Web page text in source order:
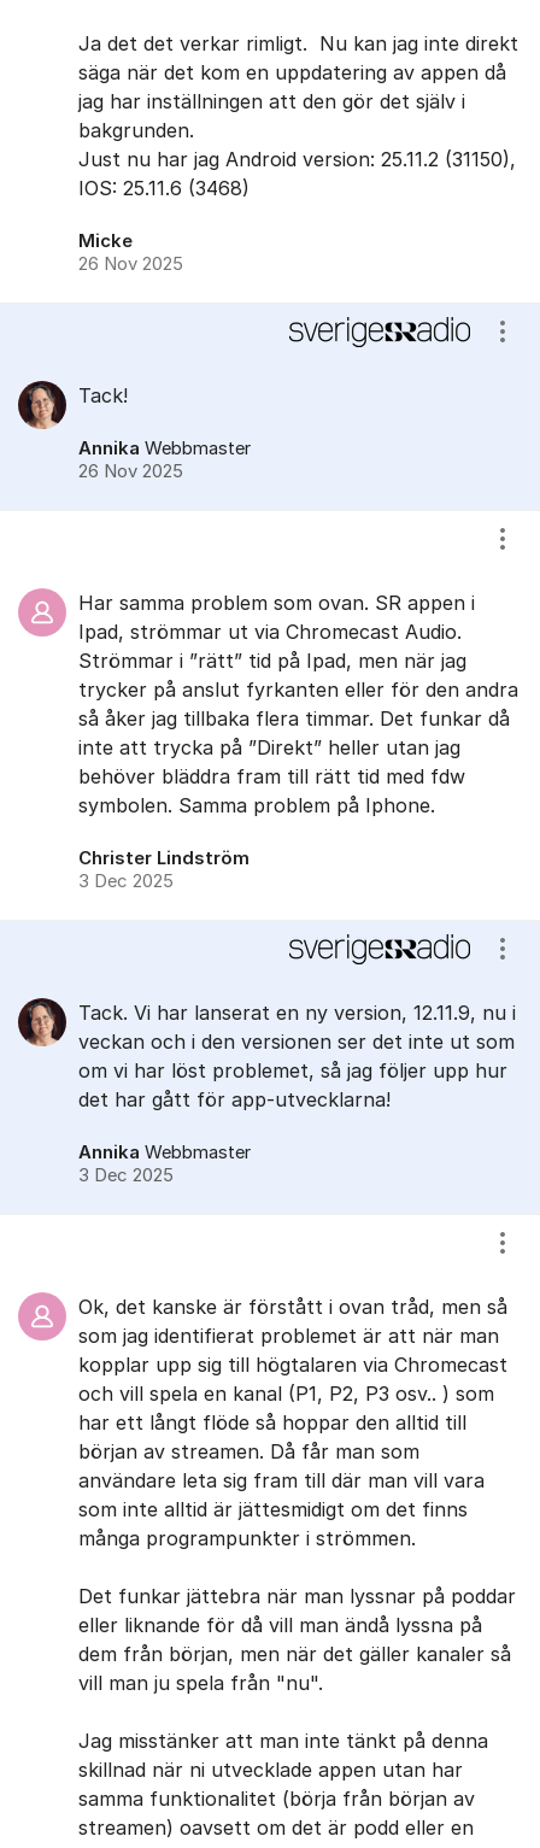
Ja det det verkar rimligt. Nu kan jag inte direkt
säga när det kom en uppdatering av appen då
jag har inställningen att den gör det själv i
bakgrunden.
Just nu har jag Android version: 25.11.2 (31150),
IOS: 25.11.6 (3468)
Micke
26 Nov 2025
Tack!
Annika Webbmaster
26 Nov 2025
Har samma problem som ovan. SR appen i
Ipad, strömmar ut via Chromecast Audio.
Strömmar i ”rätt” tid på Ipad, men när jag
trycker på anslut fyrkanten eller för den andra
så åker jag tillbaka flera timmar. Det funkar då
inte att trycka på ”Direkt” heller utan jag
behöver bläddra fram till rätt tid med fdw
symbolen. Samma problem på Iphone.
Christer Lindström
3 Dec 2025
Tack. Vi har lanserat en ny version, 12.11.9, nu i
veckan och i den versionen ser det inte ut som
om vi har löst problemet, så jag följer upp hur
det har gått för app-utvecklarna!
Annika Webbmaster
3 Dec 2025
Ok, det kanske är förstått i ovan tråd, men så
som jag identifierat problemet är att när man
kopplar upp sig till högtalaren via Chromecast
och vill spela en kanal (P1, P2, P3 osv.. ) som
har ett långt flöde så hoppar den alltid till
början av streamen. Då får man som
användare leta sig fram till där man vill vara
som inte alltid är jättesmidigt om det finns
många programpunkter i strömmen.
Det funkar jättebra när man lyssnar på poddar
eller liknande för då vill man ändå lyssna på
dem från början, men när det gäller kanaler så
vill man ju spela från "nu".
Jag misstänker att man inte tänkt på denna
skillnad när ni utvecklade appen utan har
samma funktionalitet (börja från början av
streamen) oavsett om det är podd eller en